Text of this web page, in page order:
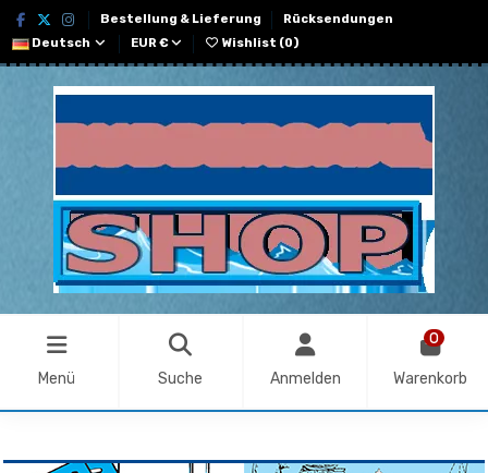
Bestellung & Lieferung
Rücksendungen
Deutsch
EUR € Wishlist (0)
Menü Suche Anmelden
0
Warenkorb